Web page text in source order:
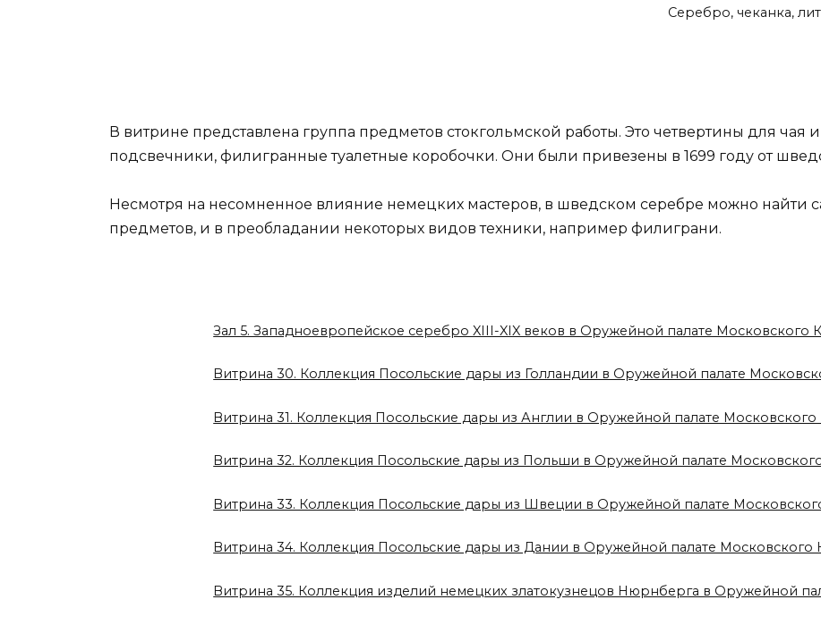
Серебро, чеканка,
В витрине представлена группа предметов стокгольмской работы. Это четвертины для чая
подсвечники, филигранные туалетные коробочки. Они были привезены в 1699 году от
Несмотря на несомненное влияние немецких мастеров, в шведском серебре можно найти
предметов, и в преобладании некоторых видов техники, например филиграни.
Зал 5. Западноевропейское серебро XIII-XIX веков в Оружейной палате Московского
Витрина 30. Коллекция Посольские дары из Голландии в Оружейной палате
Витрина 31. Коллекция Посольские дары из Англии в Оружейной палате Московского
Витрина 32. Коллекция Посольские дары из Польши в Оружейной палате
Витрина 33. Коллекция Посольские дары из Швеции в Оружейной палате
Витрина 34. Коллекция Посольские дары из Дании в Оружейной палате Московского
Витрина 35. Коллекция изделий немецких златокузнецов Нюрнберга в Оружейной